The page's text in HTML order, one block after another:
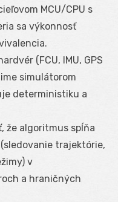
MCU/CPU s
sa výkonnosť
(FCU, IMU, GPS
simulátorom
deterministiku a
že algoritmus spĺňa
trajektórie,
v
a hraničných